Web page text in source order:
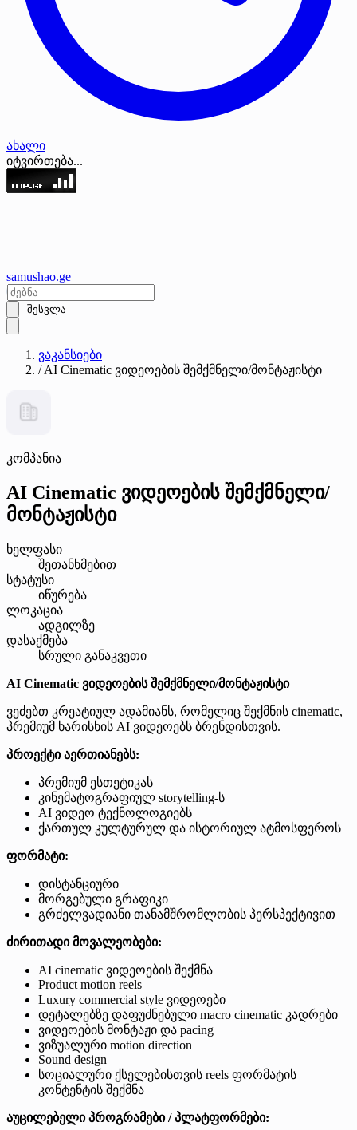
ახალი
იტვირთება...
samushao.ge
შესვლა
ვაკანსიები
/ AI Cinematic ვიდეოების შემქმნელი/მონტაჟისტი
კომპანია
AI Cinematic ვიდეოების შემქმნელი/
მონტაჟისტი
ხელფასი
შეთანხმებით
სტატუსი
იწურება
ლოკაცია
ადგილზე
დასაქმება
სრული განაკვეთი
AI Cinematic ვიდეოების შემქმნელი/მონტაჟისტი
ვეძებთ კრეატიულ ადამიანს, რომელიც შექმნის cinematic,
პრემიუმ ხარისხის AI ვიდეოებს ბრენდისთვის.
პროექტი აერთიანებს:
პრემიუმ ესთეტიკას
კინემატოგრაფიულ storytelling-ს
AI ვიდეო ტექნოლოგიებს
ქართულ კულტურულ და ისტორიულ ატმოსფეროს
ფორმატი:
დისტანციური
მორგებული გრაფიკი
გრძელვადიანი თანამშრომლობის პერსპექტივით
ძირითადი მოვალეობები:
AI cinematic ვიდეოების შექმნა
Product motion reels
Luxury commercial style ვიდეოები
დეტალებზე დაფუძნებული macro cinematic კადრები
ვიდეოების მონტაჟი და pacing
ვიზუალური motion direction
Sound design
სოციალური ქსელებისთვის reels ფორმატის
კონტენტის შექმნა
აუცილებელი პროგრამები / პლატფორმები: